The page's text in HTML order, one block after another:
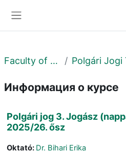
Faculty of Law
Информация о курсе
Polgári jog 3. Jogász
2025/26. ősz
Oktató: Dr. Bihari Erika